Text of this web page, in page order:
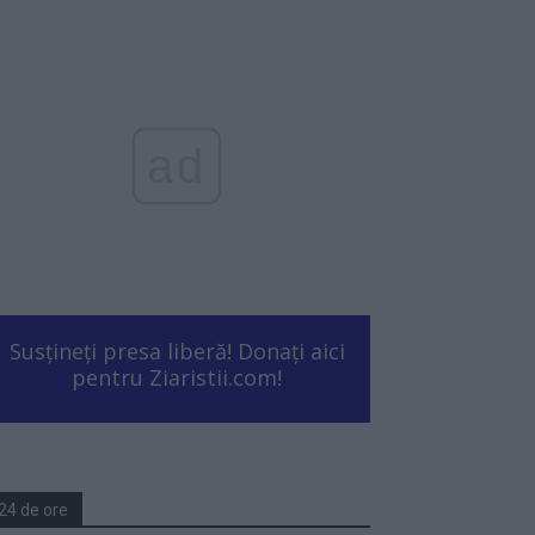
Susțineți presa liberă! Donați aici
pentru Ziaristii.com!
de ore